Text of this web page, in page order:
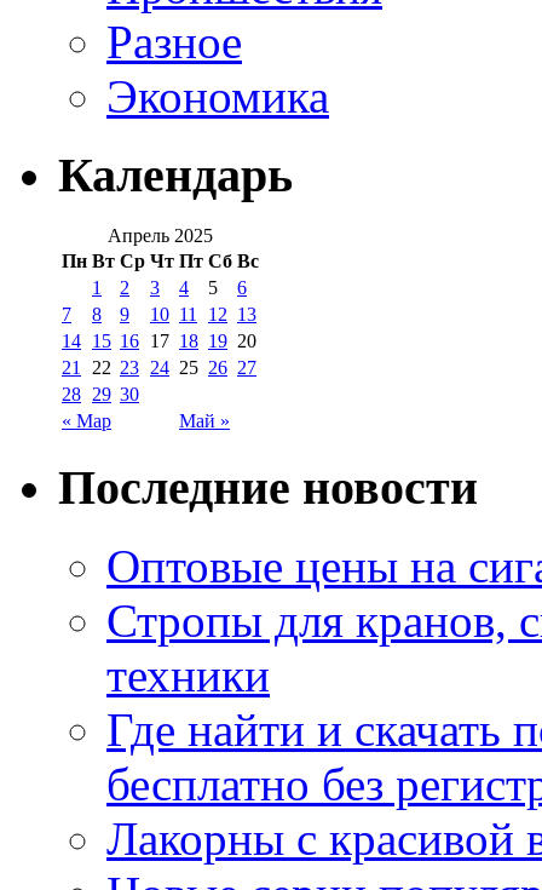
Разное
Экономика
Календарь
Апрель 2025
Пн Вт Ср Чт Пт Сб Вс
« Мар Май »
1 2 3 4 5
6
7
8 9 10 11 12 13
14 15 16 17 18 19 20
21
22 23 24 25 26 27
28 29 30
Последние новости
Оптовые цены на
Стропы для кранов,
техники
Где найти и
бесплатно без
Лакорны с красивой